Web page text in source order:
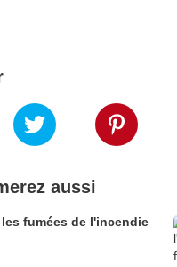
aussi
fumées de l'incendie